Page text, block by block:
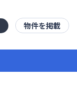
物件を掲載